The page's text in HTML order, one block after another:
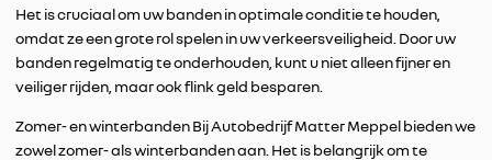
Het is cruciaal om uw banden in optimale conditie te houden,
omdat ze een grote rol spelen in uw verkeersveiligheid. Door uw
banden regelmatig te onderhouden, kunt u niet alleen fijner en
veiliger rijden, maar ook flink geld besparen.
Zomer- en winterbanden Bij Autobedrijf Matter Meppel bieden we
zowel zomer- als winterbanden aan. Het is belangrijk om te